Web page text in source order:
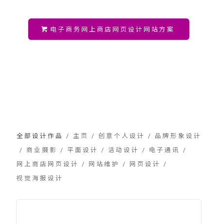
电子商务网上商店网页设计网站方案
全部设计作品 / 主页 / 创意个人设计 /
品牌形象设计
/
商业摄影 / 平面设计 / 活动设计 / 电子通讯
/
网上商店网页设计 / 网站维护 / 网页设计 /
视觉海报设计